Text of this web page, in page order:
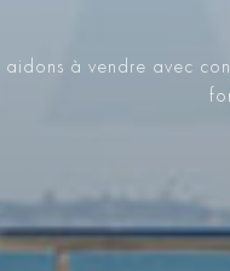
aidons à vendre avec